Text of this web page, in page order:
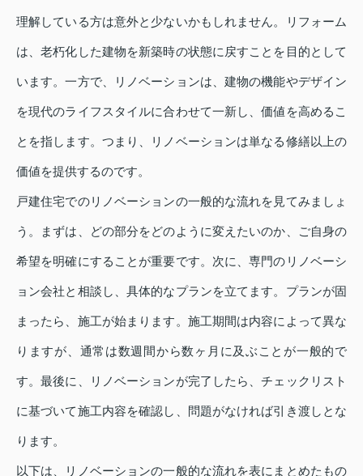
理解している方は意外と少ないかもしれません。リフォーム
は、老朽化した建物を新築時の状態に戻すことを目的として
います。一方で、リノベーションは、建物の機能やデザイン
を現代のライフスタイルに合わせて一新し、価値を高めるこ
とを指します。つまり、リノベーションは単なる修繕以上の
価値を提供するのです。
戸建住宅でのリノベーションの一般的な流れを見てみましょ
う。まずは、どの部分をどのように変えたいのか、ご自身の
希望を明確にすることが重要です。次に、専門のリノベーシ
ョン会社と相談し、具体的なプランを立てます。プランが固
まったら、施工が始まります。施工期間は内容によって異な
りますが、通常は数週間から数ヶ月に及ぶことが一般的で
す。最後に、リノベーションが完了したら、チェックリスト
に基づいて施工内容を確認し、問題がなければ引き渡しとな
ります。
以下は、リノベーションの一般的な流れを表にまとめたもの